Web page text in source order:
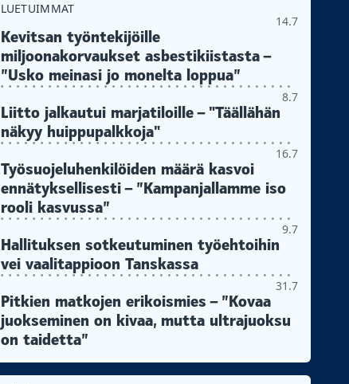
LUETUIMMAT
14.7
Kevitsan työntekijöille
miljoonakorvaukset asbestikiistasta –
”Usko meinasi jo monelta loppua”
8.7
Liitto jalkautui marjatiloille – "Täällähän
näkyy huippupalkkoja"
16.7
Työsuojeluhenkilöiden määrä kasvoi
ennätyksellisesti – ”Kampanjallamme iso
rooli kasvussa”
9.7
Hallituksen sotkeutuminen työehtoihin
vei vaalitappioon Tanskassa
31.7
Pitkien matkojen erikoismies – ”Kovaa
juokseminen on kivaa, mutta ultrajuoksu
on taidetta”